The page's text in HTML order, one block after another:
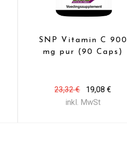
SNP Vitamin C 900
mg pur (90 Caps)
23,32 €
19,08 €
inkl. MwSt